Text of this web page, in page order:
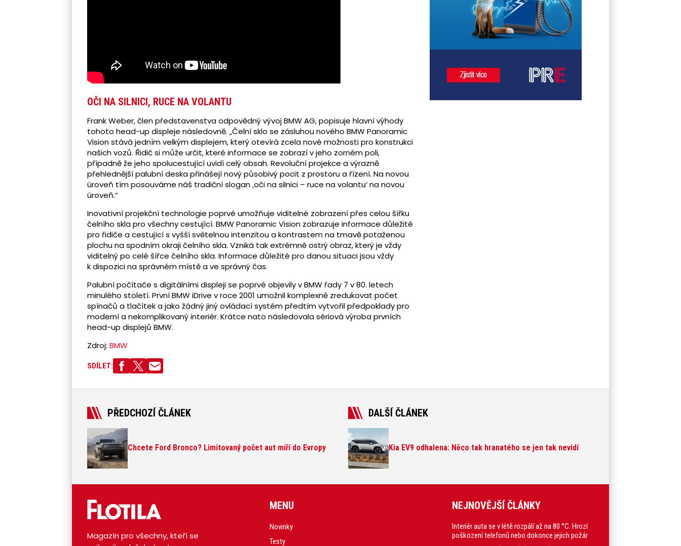
OČI NA SILNICI, RUCE NA VOLANTU
Frank Weber, člen představenstva odpovědný vývoj BMW AG, popisuje hlavní výhody
tohoto head-up displeje následovně. „Čelní sklo se zásluhou nového BMW Panoramic
Vision stává jedním velkým displejem, který otevírá zcela nové možnosti pro konstrukci
našich vozů. Řidič si může určit, které informace se zobrazí v jeho zorném poli,
případně že jeho spolucestující uvidí celý obsah. Revoluční projekce a výrazně
přehlednější palubní deska přinášejí nový působivý pocit z prostoru a řízení. Na novou
úroveň tím posouváme náš tradiční slogan ‚oči na silnici – ruce na volantu‘ na novou
úroveň.“
Inovativní projekční technologie poprvé umožňuje viditelné zobrazení přes celou šířku
čelního skla pro všechny cestující. BMW Panoramic Vision zobrazuje informace důležité
pro řidiče a cestující s vyšší světelnou intenzitou a kontrastem na tmavě potaženou
plochu na spodním okraji čelního skla. Vzniká tak extrémně ostrý obraz, který je vždy
viditelný po celé šířce čelního skla. Informace důležité pro danou situaci jsou vždy
k dispozici na správném místě a ve správný čas.
Palubní počítače s digitálními displeji se poprvé objevily v BMW řady 7 v 80. letech
minulého století. První BMW iDrive v roce 2001 umožnil komplexně zredukovat počet
spínačů a tlačítek a jako žádný jiný ovládací systém předtím vytvořil předpoklady pro
moderní a nekomplikovaný interiér. Krátce nato následovala sériová výroba prvních
head-up displejů BMW.
Zdroj: BMW
SDÍLET:
PŘEDCHOZÍ ČLÁNEK
Chcete Ford Bronco? Limitovaný počet aut míří do Evropy
DALŠÍ ČLÁNEK
Kia EV9 odhalena: Něco tak hranatého se jen tak nevidí
Magazín pro všechny, kteří se
MENU
Novinky
Testy
NEJNOVĚJŠÍ ČLÁNKY
Interiér auta se v létě rozpálí až na 80 °C. Hrozí
poškození telefonů nebo dokonce jejich požár